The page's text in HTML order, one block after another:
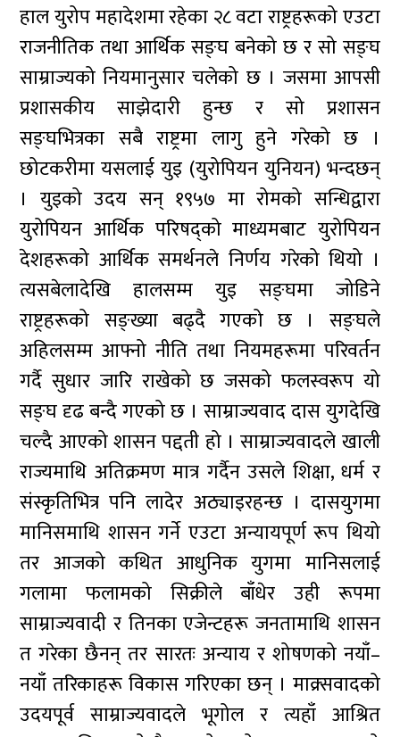
हाल युरोप महादेशमा रहेका २८ वटा राष्ट्रहरूको एउटा
राजनीतिक तथा आर्थिक सङ्घ बनेको छ र सो सङ्घ
साम्राज्यको नियमानुसार चलेको छ । जसमा आपसी
प्रशासकीय साझेदारी हुन्छ र सो प्रशासन
सङ्घभित्रका सबै राष्ट्रमा लागु हुने गरेको छ ।
छोटकरीमा यसलाई युइ (युरोपियन युनियन) भन्दछन्
। युइको उदय सन् १९५७ मा रोमको सन्धिद्वारा
युरोपियन आर्थिक परिषद्को माध्यमबाट युरोपियन
देशहरूको आर्थिक समर्थनले निर्णय गरेको थियो ।
त्यसबेलादेखि हालसम्म युइ सङ्घमा जोडिने
राष्ट्रहरूको सङ्ख्या बढ्दै गएको छ । सङ्घले
अहिलसम्म आफ्नो नीति तथा नियमहरूमा परिवर्तन
गर्दै सुधार जारि राखेको छ जसको फलस्वरूप यो
सङ्घ दृढ बन्दै गएको छ । साम्राज्यवाद दास युगदेखि
चल्दै आएको शासन पद्दती हो । साम्राज्यवादले खाली
राज्यमाथि अतिक्रमण मात्र गर्दैन उसले शिक्षा, धर्म र
संस्कृतिभित्र पनि लादेर अठ्याइरहन्छ । दासयुगमा
मानिसमाथि शासन गर्ने एउटा अन्यायपूर्ण रूप थियो
तर आजको कथित आधुनिक युगमा मानिसलाई
गलामा फलामको सिक्रीले बाँधेर उही रूपमा
साम्राज्यवादी र तिनका एजेन्टहरू जनतामाथि शासन
त गरेका छैनन् तर सारतः अन्याय र शोषणको नयाँ–
नयाँ तरिकाहरू विकास गरिएका छन् । माक्र्सवादको
उदयपूर्व साम्राज्यवादले भूगोल र त्यहाँ आश्रित